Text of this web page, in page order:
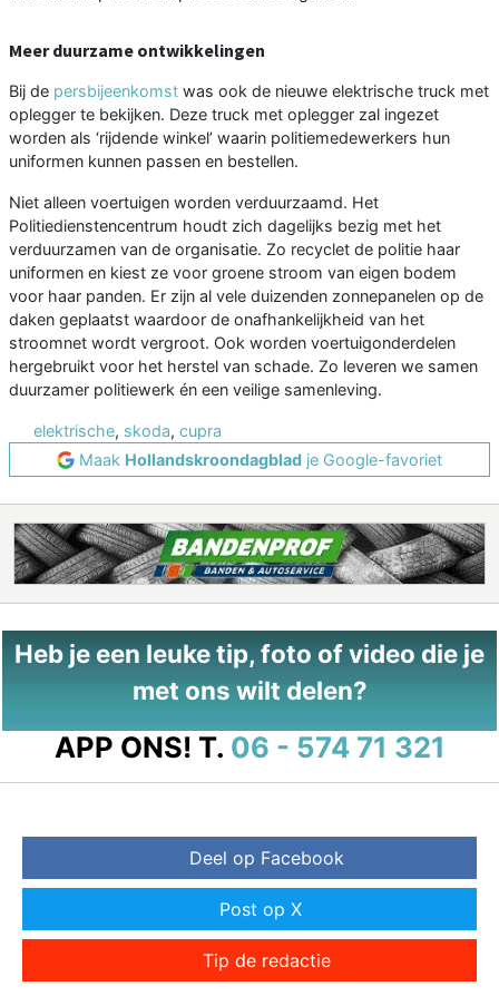
Meer duurzame ontwikkelingen
Bij de persbijeenkomst was ook de nieuwe elektrische truck met
oplegger te bekijken. Deze truck met oplegger zal ingezet
worden als ‘rijdende winkel’ waarin politiemedewerkers hun
uniformen kunnen passen en bestellen.
Niet alleen voertuigen worden verduurzaamd. Het
Politiedienstencentrum houdt zich dagelijks bezig met het
verduurzamen van de organisatie. Zo recyclet de politie haar
uniformen en kiest ze voor groene stroom van eigen bodem
voor haar panden. Er zijn al vele duizenden zonnepanelen op de
daken geplaatst waardoor de onafhankelijkheid van het
stroomnet wordt vergroot. Ook worden voertuigonderdelen
hergebruikt voor het herstel van schade. Zo leveren we samen
duurzamer politiewerk én een veilige samenleving.
elektrische, skoda, cupra
Maak Hollandskroondagblad je Google-favoriet
Heb je een leuke tip, foto of video die je
met ons wilt delen?
APP ONS! T. 06 - 574 71 321
Deel op Facebook
Post op X
Tip de redactie